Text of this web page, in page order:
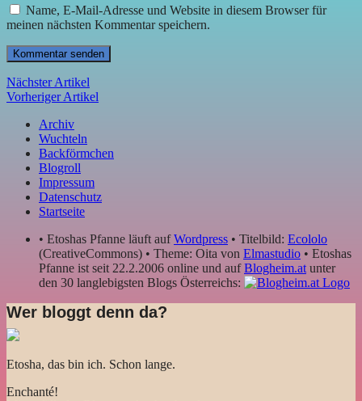
Name, E-Mail-Adresse und Website in diesem Browser für
meinen nächsten Kommentar speichern.
Nächster Artikel
Vorheriger Artikel
Archiv
Wuchteln
Backförmchen
Blogroll
Impressum
Datenschutz
Startseite
• Etoshas Pfanne läuft aufWordpress • Titelbild: Ecololo
(CreativeCommons) • Theme: Oita von Elmastudio • Etoshas
Pfanne ist seit 22.2.2006 online und aufBlogheim.at unter
den 30 langlebigsten Blogs Österreichs:
Wer bloggt denn da?
Etosha, das bin ich. Schon lange.
Enchanté!